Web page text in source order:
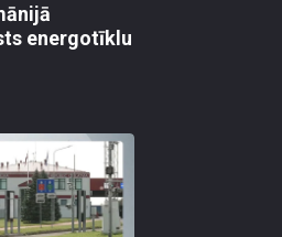
energotīklu